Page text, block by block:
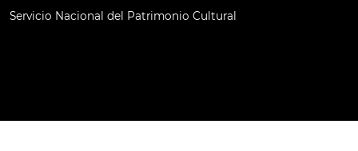
Servicio Nacional del Patrimonio Cultural